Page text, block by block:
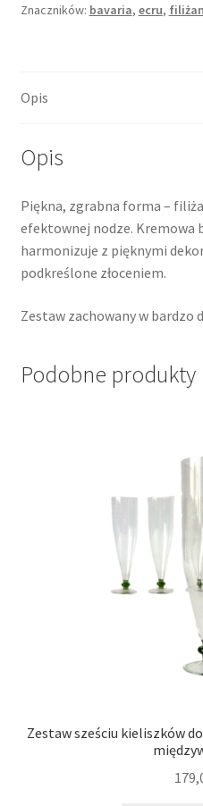
Znaczników: bavaria, ecru,
Opis
Opis
Piękna, zgrabna forma –
efektownej nodze. Kremowa
harmonizuje z pięknymi
podkreślone złoceniem.
Zestaw zachowany w bardzo
Podobne produkty
Zestaw sześciu kieliszków